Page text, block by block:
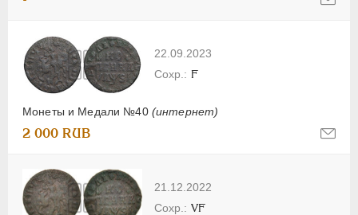
22.09.2023
Монеты и Медали №40 (интернет)
F
2 000 RUB
21.12.2022
VF